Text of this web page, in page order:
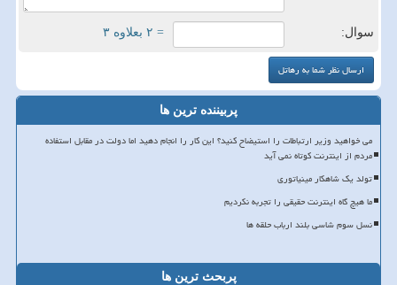
سوال: = ۲ بعلاوه ۳
پربیننده ترین ها
می خواهید وزیر ارتباطات را استیضاح کنید؟ این کار را انجام دهید اما دولت در مقابل استفاده
مردم از اینترنت کوتاه نمی آید
تولد یک شاهکار مینیاتوری
ما هیچ گاه اینترنت حقیقی را تجربه نکردیم
نسل سوم شاسی بلند ارباب حلقه ها
پربحث ترین ها